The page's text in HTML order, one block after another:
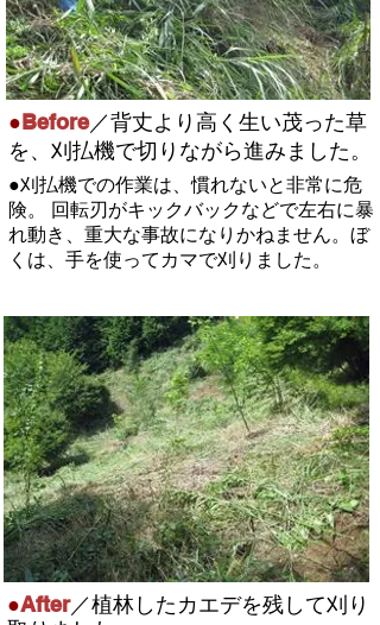
●Before／背丈より高く生い茂った草
を、刈払機で切りながら進みました。
●刈払機での作業は、慣れないと非常に危
険。 回転刃がキックバックなどで左右に暴
れ動き、重大な事故になりかねません。ぼ
くは、手を使ってカマで刈りました。
●After／植林したカエデを残して刈り